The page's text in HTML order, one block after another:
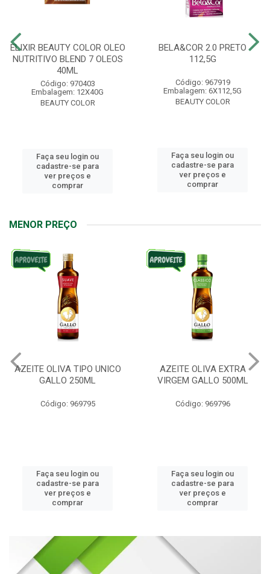
ELIXIR BEAUTY COLOR OLEO
NUTRITIVO BLEND 7 OLEOS
40ML
Código: 970403
Embalagem: 12X40G
BEAUTY COLOR
Faça seu login ou
cadastre-se para
ver preços e
comprar
BELA&COR 2.0 PRETO
112,5G
Código: 967919
Embalagem: 6X112,5G
BEAUTY COLOR
Faça seu login ou
cadastre-se para
ver preços e
comprar
MENOR PREÇO
AZEITE OLIVA TIPO UNICO
GALLO 250ML
Código: 969795
Faça seu login ou
cadastre-se para
ver preços e
comprar
AZEITE OLIVA EXTRA
VIRGEM GALLO 500ML
Código: 969796
Faça seu login ou
cadastre-se para
ver preços e
comprar